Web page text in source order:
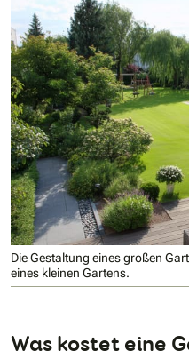
Die Gestaltung eines großen
eines kleinen Gartens.
Was kostet eine